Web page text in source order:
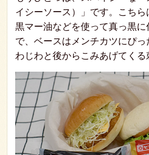
イシーソース）」です。こち
黒マー油などを使って真っ黒
で、ベースはメンチカツにぴ
わじわと後からこみあげてくる